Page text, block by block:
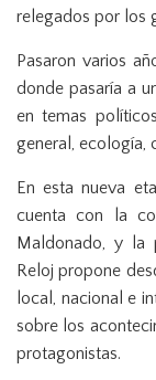
relegados por los
Pasaron varios
donde pasaría a
en temas
general, ecología,
En esta nueva
cuenta con la
Maldonado, y la
Reloj propone
local, nacional e
sobre los
protagonistas.